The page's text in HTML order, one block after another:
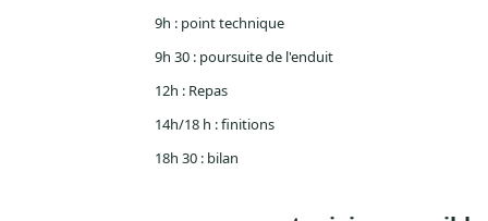
9h : point technique
9h 30 : poursuite de l'enduit
12h : Repas
14h/18 h : finitions
18h 30 : bilan